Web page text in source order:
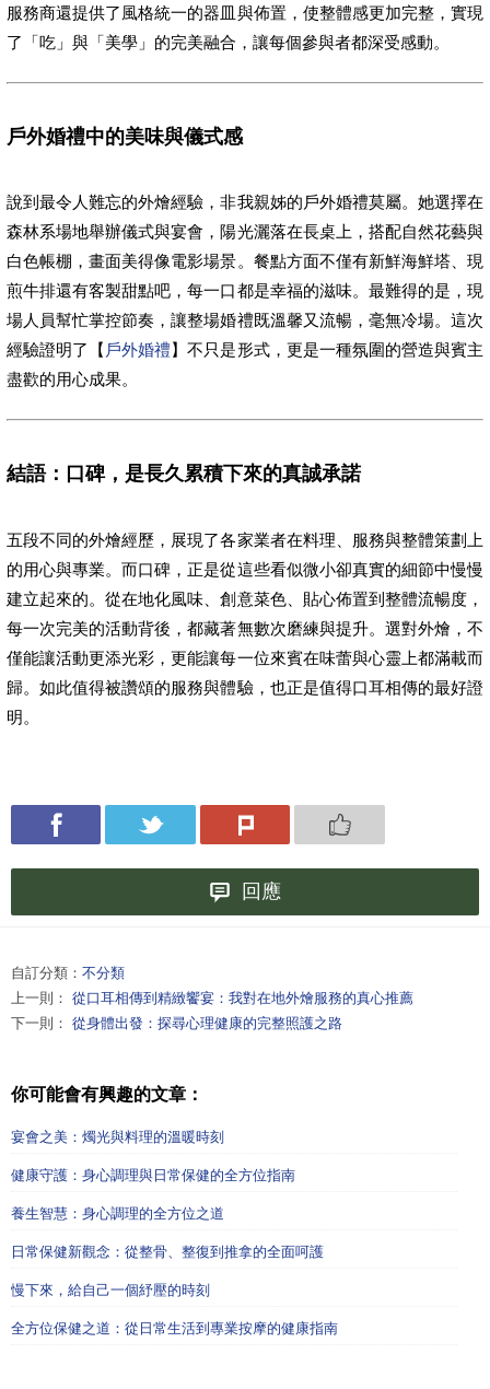
服務商還提供了風格統一的器皿與佈置，使整體感更加完整，實現
了「吃」與「美學」的完美融合，讓每個參與者都深受感動。
戶外婚禮中的美味與儀式感
說到最令人難忘的外燴經驗，非我親姊的戶外婚禮莫屬。她選擇在
森林系場地舉辦儀式與宴會，陽光灑落在長桌上，搭配自然花藝與
白色帳棚，畫面美得像電影場景。餐點方面不僅有新鮮海鮮塔、現
煎牛排還有客製甜點吧，每一口都是幸福的滋味。最難得的是，現
場人員幫忙掌控節奏，讓整場婚禮既溫馨又流暢，毫無冷場。這次
經驗證明了【 戶外婚禮 】不只是形式，更是一種氛圍的營造與賓主
盡歡的用心成果。
結語：口碑，是長久累積下來的真誠承諾
五段不同的外燴經歷，展現了各家業者在料理、服務與整體策劃上
的用心與專業。而口碑，正是從這些看似微小卻真實的細節中慢慢
建立起來的。從在地化風味、創意菜色、貼心佈置到整體流暢度，
每一次完美的活動背後，都藏著無數次磨練與提升。選對外燴，不
僅能讓活動更添光彩，更能讓每一位來賓在味蕾與心靈上都滿載而
歸。如此值得被讚頌的服務與體驗，也正是值得口耳相傳的最好證
明。
回應
自訂分類： 不分類
上一則： 從口耳相傳到精緻饗宴：我對在地外燴服務的真心推薦
下一則： 從身體出發：探尋心理健康的完整照護之路
你可能會有興趣的文章：
宴會之美：燭光與料理的溫暖時刻
健康守護：身心調理與日常保健的全方位指南
養生智慧：身心調理的全方位之道
日常保健新觀念：從整骨、整復到推拿的全面呵護
慢下來，給自己一個紓壓的時刻
全方位保健之道：從日常生活到專業按摩的健康指南